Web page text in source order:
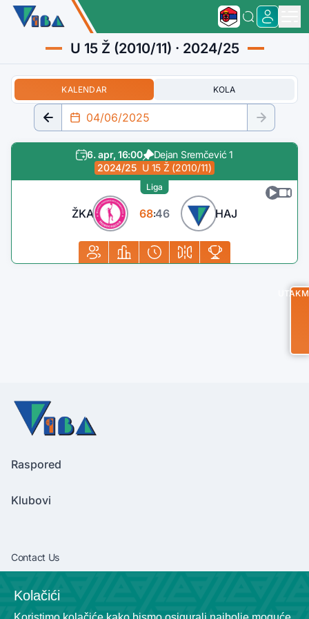
U 15 Ž (2010/11) · 2024/25
KALENDAR KOLA
6. apr, 16:00
Dejan Sremčević 1
2024/25 U 15 Ž (2010/11)
ŽKA 68:46 HAJ
Liga
Raspored
Klubovi
Contact Us
+381638292540
Kolačići